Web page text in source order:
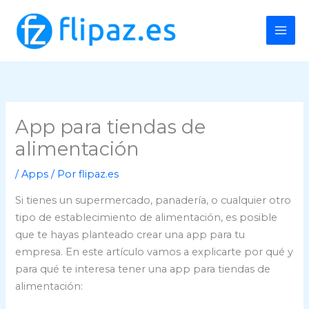
contenido
App para tiendas de
alimentación
/Apps / Porflipaz.es
Si tienes un supermercado, panadería, o cualquier otro
tipo de establecimiento de alimentación, es posible
que te hayas planteado crear una app para tu
empresa. En este artículo vamos a explicarte por qué y
para qué te interesa tener una app para tiendas de
alimentación: